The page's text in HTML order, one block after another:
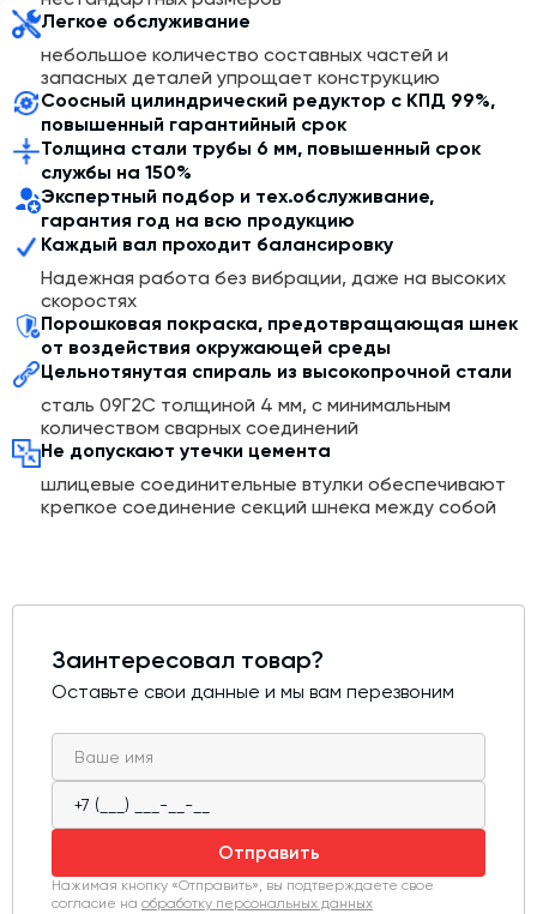
цемента на производственные линии, позволяет
сократить время производства и повысить
эффективность процесса смешивания и изготовления
строительных материалов.
Принцип работы шнековых транспортеров основано
на осевой движущей силе. Винт шнека вращается в
закрытом неподвижном желобе с помощью
электродвигателя с редуктором и двух муфт. Его
поддерживают подвесные опоры: концевые и
промежуточные. Корпус (желоб) состоит из секций. Её
толщина варьируется от 4 мм до 6 мм в зависимости от
типа и назначения конструкции. Для герметизации все
секции соединяются между собой фланцами на
болтах и прокладках.
Легкое обслуживание
небольшое количество составных частей и
запасных деталей упрощает конструкцию
Соосный цилиндрический редуктор с КПД 99%,
повышенный гарантийный срок
Толщина стали трубы 6 мм, повышенный срок
службы на 150%
Экспертный подбор и тех.обслуживание,
гарантия год на всю продукцию
Каждый вал проходит балансировку
Надежная работа без вибрации, даже на высоких
скоростях
Порошковая покраска, предотвращающая шнек
от воздействия окружающей среды
Цельнотянутая спираль из высокопрочной стали
сталь 09Г2С толщиной 4 мм, с минимальным
количеством сварных соединений
Не допускают утечки цемента
шлицевые соединительные втулки обеспечивают
крепкое соединение секций шнека между собой
Заинтересовал товар?
Оставьте свои данные и мы вам перезвоним
Отправить
Нажимая кнопку «Отправить», вы подтверждаете свое
согласие на обработку персональных данных